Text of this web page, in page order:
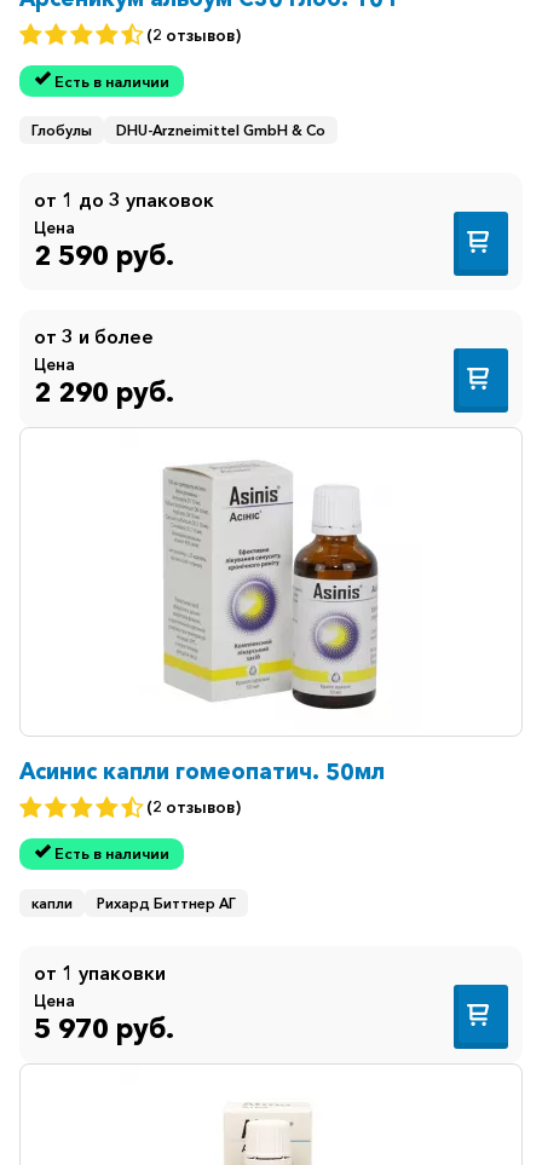
Противогрибковые
Противоопухолевые
Противоподагрические
Противоэпилептические
Прочее
Сердечные
Сосудистые
Тромбозы
Щитовидная
(2 отзывов)
Есть в наличии
Глобулы DHU-Arzneimittel GmbH & Co
от 1 до 3 упаковок
Цена
2 590 руб.
от 3 и более
Цена
2 290 руб.
Асинис капли гомеопатич. 50мл
(2 отзывов)
Есть в наличии
капли Рихард Биттнер АГ
от 1 упаковки
Цена
5 970 руб.